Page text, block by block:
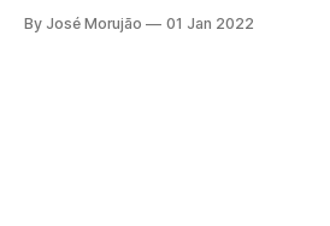
álbuns de família; máquina de
By José Morujão 01 Jan 2022